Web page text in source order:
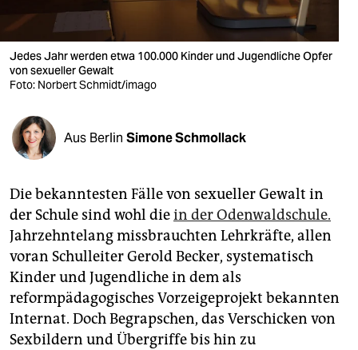
verlag
verlag
shop
fragen & hilfe
unterstützen
abo
genossenschaft
epaper login
Jedes Jahr werden etwa 100.000 Kinder und Jugendliche Opfer
von sexueller Gewalt
Foto: Norbert Schmidt/imago
Aus Berlin Simone Schmollack
Die bekanntesten Fälle von sexueller Gewalt in
der Schule sind wohl diein der Odenwaldschule.
Jahrzehntelang missbrauchten Lehrkräfte, allen
voran Schulleiter Gerold Becker, systematisch
Kinder und Jugendliche in dem als
reformpädagogisches Vorzeigeprojekt bekannten
Internat. Doch Begrapschen, das Verschicken von
Sexbildern und Übergriffe bis hin zu